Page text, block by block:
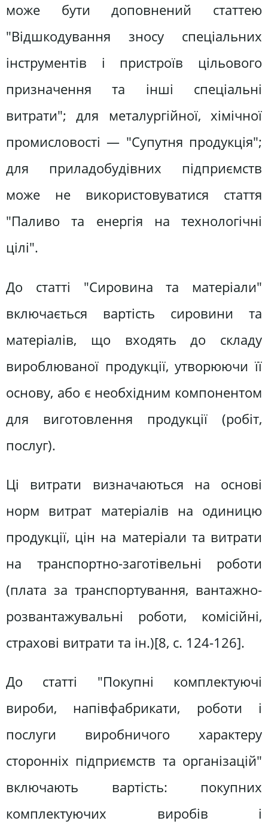
може бути доповнений статтею
"Відшкодування зносу спеціальних
інструментів і пристроїв цільового
призначення та інші спеціальні
витрати"; для металургійної, хімічної
промисловості — "Супутня продукція";
для приладобудівних підприємств
може не використовуватися стаття
"Паливо та енергія на технологічні
цілі".
До статті "Сировина та матеріали"
включається вартість сировини та
матеріалів, що входять до складу
вироблюваної продукції, утворюючи її
основу, або є необхідним компонентом
для виготовлення продукції (робіт,
послуг).
Ці витрати визначаються на основі
норм витрат матеріалів на одиницю
продукції, цін на матеріали та витрати
на транспортно-заготівельні роботи
(плата за транспортування, вантажно-
розвантажувальні роботи, комісійні,
страхові витрати та ін.)[8, c. 124-126].
До статті "Покупні комплектуючі
вироби, напівфабрикати, роботи і
послуги виробничого характеру
сторонніх підприємств та організацій"
включають вартість: покупних
комплектуючих виробів і